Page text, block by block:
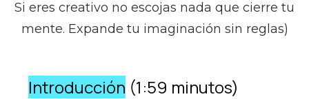
Si eres creativo no escojas nada que cierre tu
mente. Expande tu imaginación sin reglas)
Introducción (1:59 minutos)